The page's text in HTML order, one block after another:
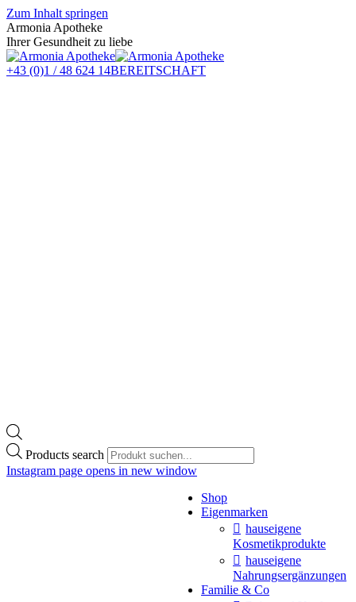
Zum Inhalt springen
Armonia Apotheke
Ihrer Gesundheit zu liebe
+43 (0)1 / 48 624 14BEREITSCHAFT
Products search
Instagram page opens in new window
Shop
Eigenmarken
hauseigene
Kosmetikprodukte
hauseigene
Nahrungsergänzungen
Familie & Co